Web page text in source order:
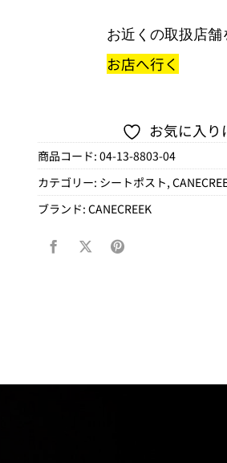
お近くの取扱店舗
お店へ行く
お気に入り
商品コード:04-13-8803-04
カテゴリー: シートポスト,
ブランド:CANECREEK